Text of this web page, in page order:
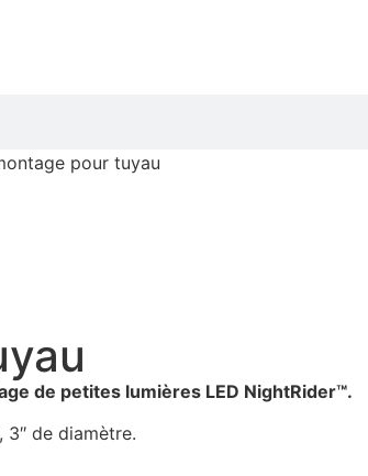
pour tuyau
de petites lumières LED NightRider™.
3″ de diamètre.